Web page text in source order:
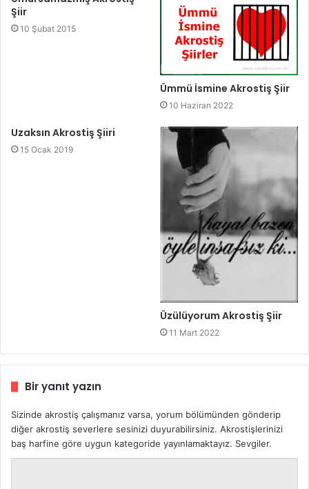
Şiir
10 Şubat 2015
Ümmü İsmine Akrostiş Şiir
10 Haziran 2022
Uzaksın Akrostiş Şiiri
15 Ocak 2019
Üzülüyorum Akrostiş Şiir
11 Mart 2022
Bir yanıt yazın
Sizinde akrostiş çalışmanız varsa, yorum bölümünden gönderip
diğer akrostiş severlere sesinizi duyurabilirsiniz. Akrostişlerinizi
baş harfine göre uygun kategoride yayınlamaktayız. Sevgiler.